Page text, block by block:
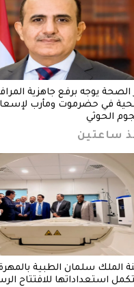
الصحة يوجه برفع جاهزية
في حضرموت ومأرب
الحوثي
ساعتين
الملك سلمان الطبية
استعداداتها للافتتاح